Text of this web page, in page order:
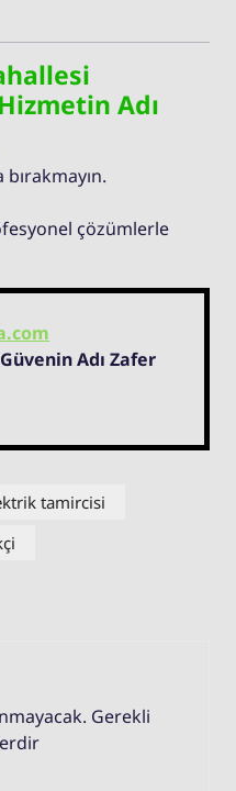
Adı
çözümlerle
Adı Zafer
tamircisi
Gerekli